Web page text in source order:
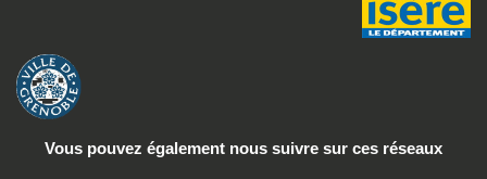
Vous pouvez également nous suivre sur ces réseaux